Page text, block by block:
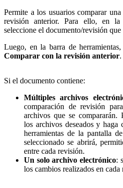
Permite a los usuarios comparar
revisión anterior. Para ello, en
seleccione el documento/revisión que
Luego, en la barra de
Comparar con la revisión anterior.
Si el documento contiene:
Múltiples archivos
comparación de revisión
archivos que se compararán.
los archivos deseados y
herramientas de la pantalla
seleccionado se abrirá,
entre cada revisión.
Un solo archivo electrónico:
los cambios realizados en cada